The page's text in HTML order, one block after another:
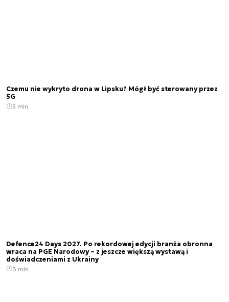
Czemu nie wykryto drona w Lipsku? Mógł być sterowany przez
5G
5 min.
Defence24 Days 2027. Po rekordowej edycji branża obronna
wraca na PGE Narodowy – z jeszcze większą wystawą i
doświadczeniami z Ukrainy
3 min.